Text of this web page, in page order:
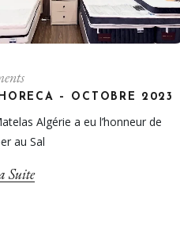
– OCTOBRE 2023
Algérie a eu l’honneur de
au Sal
Suite